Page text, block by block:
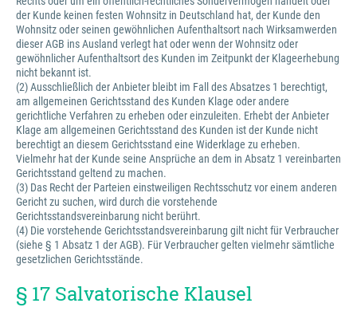
der Kunde keinen festen Wohnsitz in Deutschland hat, der Kunde den
Wohnsitz oder seinen gewöhnlichen Aufenthaltsort nach Wirksamwerden
dieser AGB ins Ausland verlegt hat oder wenn der Wohnsitz oder
gewöhnlicher Aufenthaltsort des Kunden im Zeitpunkt der Klageerhebung
nicht bekannt ist.
(2) Ausschließlich der Anbieter bleibt im Fall des Absatzes 1 berechtigt,
am allgemeinen Gerichtsstand des Kunden Klage oder andere
gerichtliche Verfahren zu erheben oder einzuleiten. Erhebt der Anbieter
Klage am allgemeinen Gerichtsstand des Kunden ist der Kunde nicht
berechtigt an diesem Gerichtsstand eine Widerklage zu erheben.
Vielmehr hat der Kunde seine Ansprüche an dem in Absatz 1 vereinbarten
Gerichtsstand geltend zu machen.
(3) Das Recht der Parteien einstweiligen Rechtsschutz vor einem anderen
Gericht zu suchen, wird durch die vorstehende
Gerichtsstandsvereinbarung nicht berührt.
(4) Die vorstehende Gerichtsstandsvereinbarung gilt nicht für Verbraucher
(siehe § 1 Absatz 1 der AGB). Für Verbraucher gelten vielmehr sämtliche
gesetzlichen Gerichtsstände.
§ 17 Salvatorische Klausel